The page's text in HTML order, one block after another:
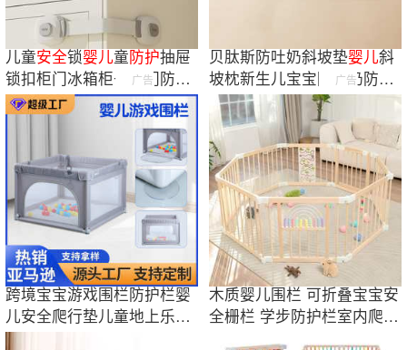
儿童安全锁婴儿童防护抽屉
锁扣柜门冰箱柜子移门防开
童锁抽屉扣防
广告
贝肽斯防吐奶斜坡垫婴儿斜
坡枕新生儿宝宝防溢奶防呛
奶躺喂奶神器
广告
跨境宝宝游戏围栏防护栏婴
儿安全爬行垫儿童地上乐园
室内家用栅栏
木质婴儿围栏 可折叠宝宝安
全栅栏 学步防护栏室内爬行